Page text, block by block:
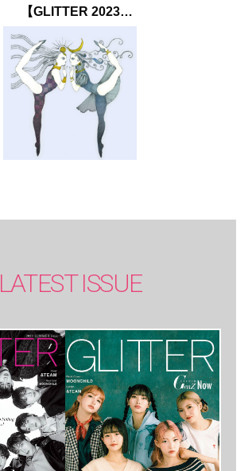
【GLITTER 2023
SUMMER issue】
LATEST ISSUE